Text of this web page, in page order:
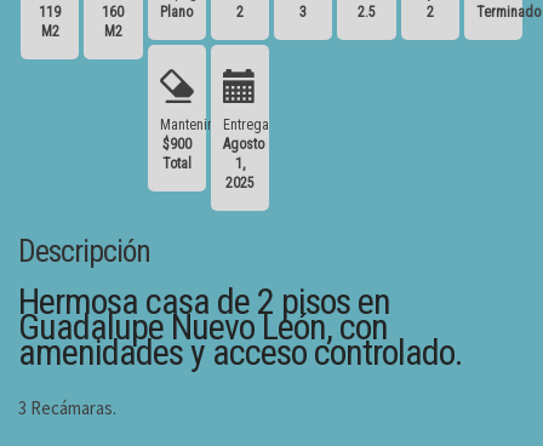
119
M2
160
M2
Plano
2
3
2.5
2
Terminado
Mantenimiento
$900
Total
Entrega
Agosto
1,
2025
Descripción
Hermosa casa de 2 pisos en
Guadalupe Nuevo León, con
amenidades y acceso controlado.
3 Recámaras.